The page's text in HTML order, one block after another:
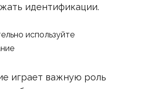
идентификации.
используйте
играет важную роль